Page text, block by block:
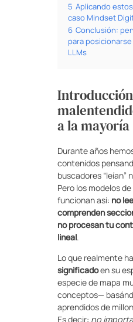
5 Aplicando
caso Mindset
6 Conclusión:
para
LLMs
a la mayoría
Durante años
contenidos
buscadores “leían”
Pero los modelos
funcionan así: no
comprenden
no procesan tu
lineal.
Lo que realmente
significadoen su
especie de mapa
conceptos—
aprendidos de
Es decir: no